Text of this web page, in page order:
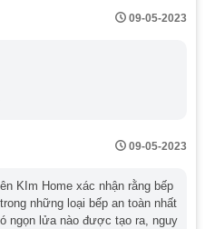
từ đôi hay bếp từ đơn?
Từ Khác Nhau Như
động, tốc độ nấu và
09-05-2023
09-05-2023
KIm Home xác nhận rằng bếp
những loại bếp an toàn nhất
ngọn lửa nào được tạo ra, nguy